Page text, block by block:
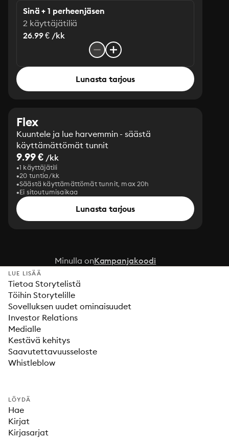
Sinä + 1 perheenjäsen
2 käyttäjätiliä
26.99 € /kk
Lunasta tarjous
Flex
Kuuntele ja lue harvemmin - säästä
käyttämättömät tunnit
9.99 € /kk
1 käyttäjätili
20 tuntia/kk
Säästä käyttämättömät tunnit, max 20h
Ei sitoutumisaikaa
Lunasta tarjous
Minulla onKampanjakoodi
LUE LISÄÄ
Tietoa Storytelistä
Töihin Storytelille
Sovelluksen uudet ominaisuudet
Investor Relations
Medialle
Kestävä kehitys
Saavutettavuusseloste
Whistleblow
LÖYDÄ
Hae
Kirjat
Kirjasarjat